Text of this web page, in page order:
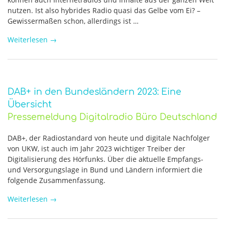
nutzen. Ist also hybrides Radio quasi das Gelbe vom Ei? –
Gewissermaßen schon, allerdings ist …
Weiterlesen →
DAB+ in den Bundesländern 2023: Eine
Übersicht
Pressemeldung Digitalradio Büro Deutschland
DAB+, der Radiostandard von heute und digitale Nachfolger
von UKW, ist auch im Jahr 2023 wichtiger Treiber der
Digitalisierung des Hörfunks. Über die aktuelle Empfangs-
und Versorgungslage in Bund und Ländern informiert die
folgende Zusammenfassung.
Weiterlesen →